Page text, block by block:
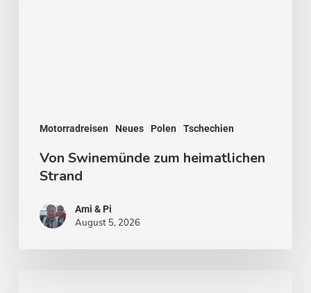
Motorradreisen Neues Polen Tschechien
Von Swinemünde zum heimatlichen
Strand
Ami & Pi
August 5, 2026